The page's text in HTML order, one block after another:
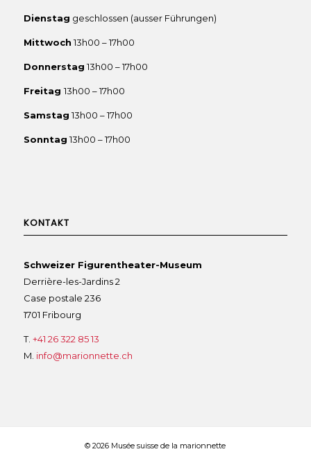
Dienstag geschlossen (ausser Führungen)
Mittwoch13h00 – 17h00
Donnerstag13h00 – 17h00
Freitag13h00 – 17h00
Samstag13h00 – 17h00
Sonntag13h00 – 17h00
KONTAKT
Schweizer Figurentheater-Museum
Derrière-les-Jardins 2
Case postale 236
1701 Fribourg
T. +41 26 322 85 13
M. info@marionnette.ch
© 2026 Musée suisse de la marionnette